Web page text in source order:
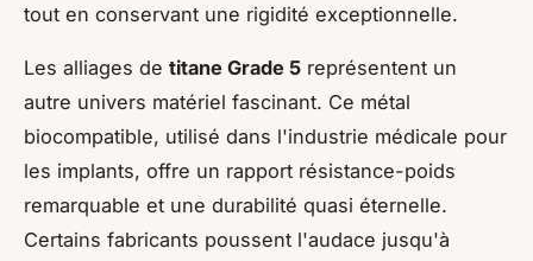
tout en conservant une rigidité exceptionnelle.
Les alliages de titane Grade 5 représentent un
autre univers matériel fascinant. Ce métal
biocompatible, utilisé dans l'industrie médicale pour
les implants, offre un rapport résistance-poids
remarquable et une durabilité quasi éternelle.
Certains fabricants poussent l'audace jusqu'à